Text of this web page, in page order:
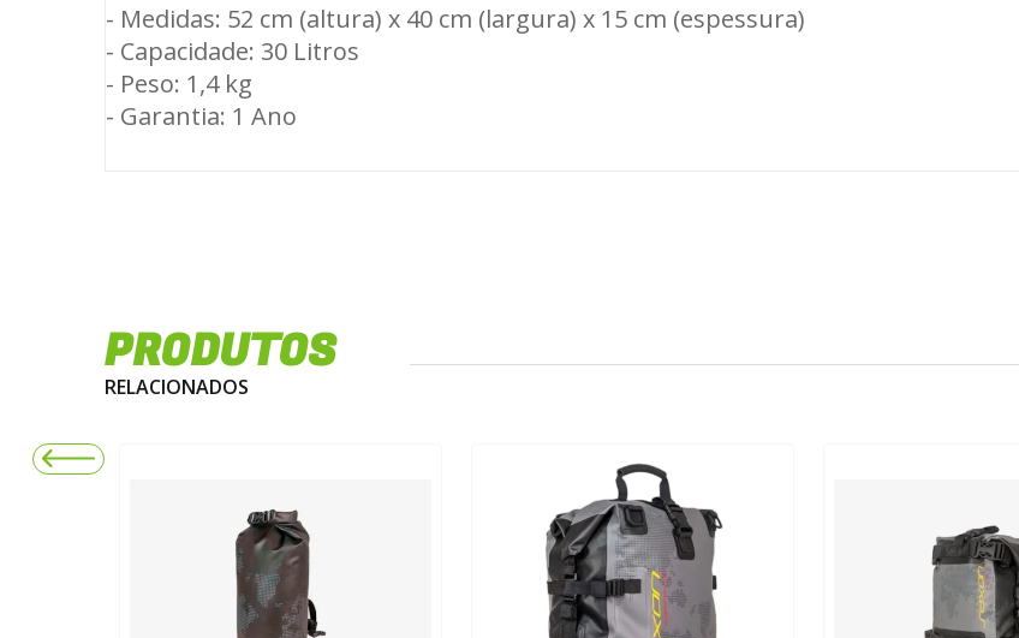
- Medidas: 52 cm (altura) x 40 cm (largura) x 15 cm (espessura)
- Capacidade: 30 Litros
- Peso: 1,4 kg
- Garantia: 1 Ano
PRODUTOS
RELACIONADOS